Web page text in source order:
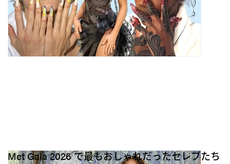
Met Gala 2026 で最もおしゃれだったセレブたち